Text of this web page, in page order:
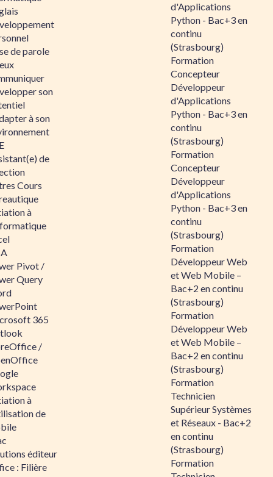
de parole
son
à son
de
Cours
à
Pivot /
Query
365
/
à
de
éditeur
: Filière
d'Applications
Python - Bac+3 en
continu
(Strasbourg)
Formation
Concepteur
Développeur
d'Applications
Python - Bac+3 en
continu
(Strasbourg)
Formation
Concepteur
Développeur
d'Applications
Python - Bac+3 en
continu
(Strasbourg)
Formation
Développeur Web
et Web Mobile –
Bac+2 en continu
(Strasbourg)
Formation
Développeur Web
et Web Mobile –
Bac+2 en continu
(Strasbourg)
Formation
Technicien
Supérieur Systèmes
et Réseaux - Bac+2
en continu
(Strasbourg)
Formation